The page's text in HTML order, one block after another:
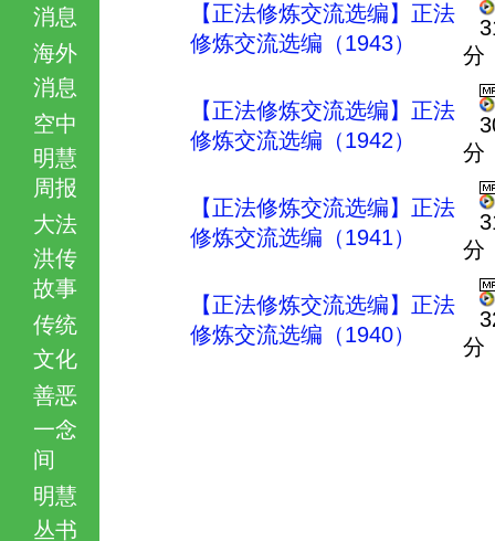
消息
海外
消息
空中
明慧
周报
大法
洪传
故事
传统
文化
善恶
一念
间
明慧
丛书
【正法修炼交流选编】正法
修炼交流选编（1943）
分
【正法修炼交流选编】正法
修炼交流选编（1942）
分
【正法修炼交流选编】正法
修炼交流选编（1941）
分
【正法修炼交流选编】正法
修炼交流选编（1940）
分